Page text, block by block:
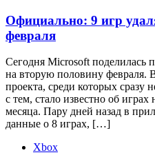
Официально: 9 игр
февраля
Сегодня Microsoft поделилась
на вторую половину февраля.
проекта, среди которых сразу
с тем, стало известно об играх
месяца. Пару дней назад в
данные о 8 играх, […]
Xbox